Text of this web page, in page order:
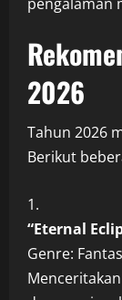
2026
Tahun 2026
Berikut
“Eternal
Genre: